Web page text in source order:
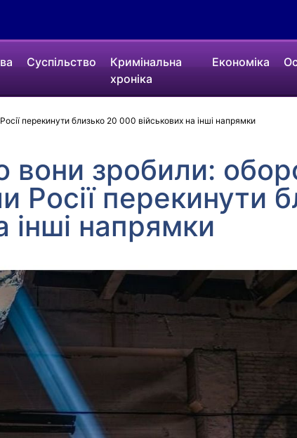
Суспільство
Кримінальна
хроніка
Економіка
перекинути близько 20 000 військових на інші напрямки
вони зробили:
Росії перекинути
інші напрямки